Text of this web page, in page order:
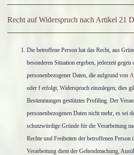
Recht auf Widerspruch nach Artikel 21
Die betroffene Person hat das Recht, aus
besonderen Situation ergeben, jederzeit
personenbezogener Daten, die aufgrund von
oder f erfolgt, Widerspruch einzulegen; dies
Bestimmungen gestütztes Profiling. Der
personenbezogenen Daten nicht mehr, es sei
schutzwürdige Gründe für die Verarbeitung
Rechte und Freiheiten der betroffenen Person
Verarbeitung dient der Geltendmachung,